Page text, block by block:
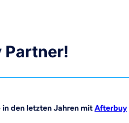
Partner!
den letzten Jahren mit Afterbuy